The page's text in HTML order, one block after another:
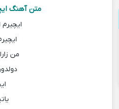
متن آهنگ
من